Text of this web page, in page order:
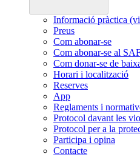
Informació pràctica
Preus
Com abonar-se
Com abonar-se al
Com donar-se de
Horari i localització
Reserves
App
Reglaments i
Protocol davant les
Protocol per a la
Participa i opina
Contacte